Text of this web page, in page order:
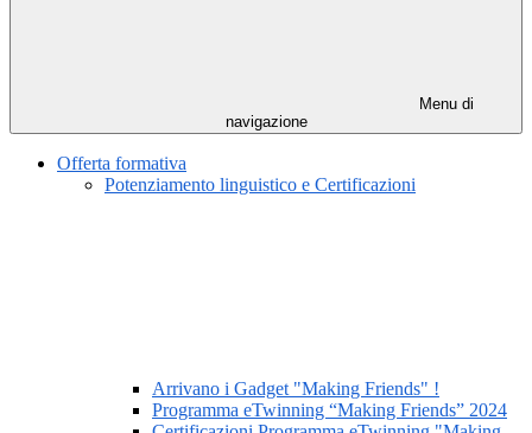
Menu di
navigazione
Offerta formativa
Potenziamento linguistico e Certificazioni
Arrivano i Gadget "Making Friends" !
Programma eTwinning “Making Friends” 2024